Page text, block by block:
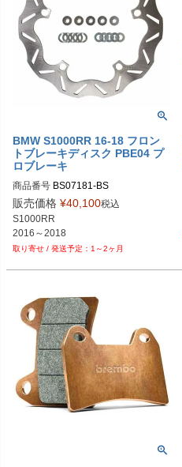
BMW S1000RR 16-18 フロン
トブレーキディスク PBE04 プ
ロブレーキ
商品番号 BS07181-BS
販売価格 ¥40,100税込
S1000RR
2016～2018
1～2ヶ月